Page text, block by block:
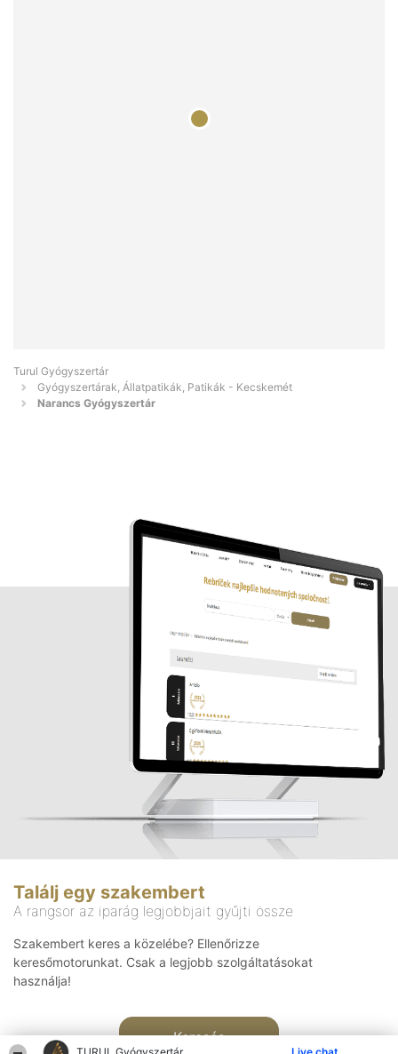
Turul Gyógyszertár
Gyógyszertárak, Állatpatikák, Patikák - Kecskemét
Narancs Gyógyszertár
Találj egy szakembert
A rangsor az iparág legjobbjait gyűjti össze
Szakembert keres a közelébe? Ellenőrizze
keresőmotorunkat. Csak a legjobb szolgáltatásokat
használja!
Keresés